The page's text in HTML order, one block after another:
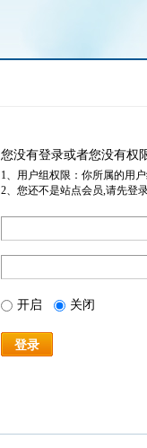
您没有登录或者您没有权
1、用户组权限：你所属的用
2、您还不是站点会员,请先登
开启 关闭
登录